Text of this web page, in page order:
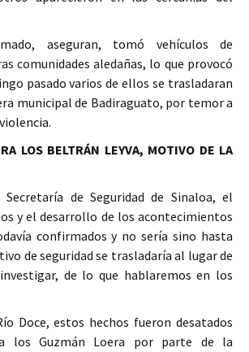
aseguran, tomó vehículos de
comunidades aledañas, lo que provocó
pasado varios de ellos se trasladaran
municipal de Badiraguato, por temor a
LOS BELTRÁN LEYVA, MOTIVO DE LA
de Seguridad de Sinaloa, el
y el desarrollo de los acontecimientos
confirmados y no sería sino hasta
de seguridad se trasladaría al lugar de
de lo que hablaremos en los
Doce, estos hechos fueron desatados
los Guzmán Loera por parte de la